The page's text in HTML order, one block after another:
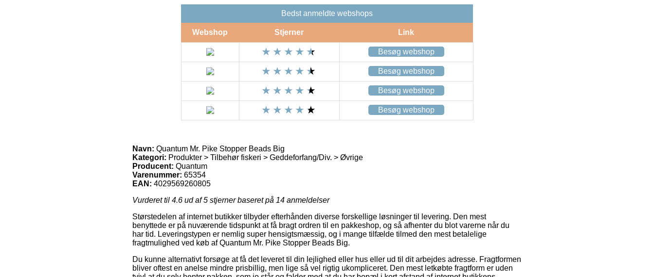
Bedst anmeldte webshops
Webshop Stjerner Link
Besøg webshop
Besøg webshop
Besøg webshop
Besøg webshop
Navn: Quantum Mr. Pike Stopper Beads Big
Kategori: Produkter > Tilbehør fiskeri > Geddeforfang/Div. > Øvrige
Producent: Quantum
Varenummer: 65354
EAN: 4029569260805
Vurderet til 4.6 ud af 5 stjerner baseret på 14 anmeldelser
Størstedelen af internet butikker tilbyder efterhånden diverse forskellige løsninger til levering. Den mest
benyttede er på nuværende tidspunkt at få bragt ordren til en pakkeshop, og så afhenter du blot varerne når du
har tid. Leveringstypen er nemlig super hensigtsmæssig, og i mange tilfælde tilmed den mest betalelige
fragtmulighed ved køb af Quantum Mr. Pike Stopper Beads Big.
Du kunne alternativt forsøge at få det leveret til din lejlighed eller hus eller ud til dit arbejdes adresse. Fragtformen
bliver oftest en anelse mindre prisbillig, men lige så vel rigtig ukompliceret. Den mest letkøbte fragtform er uden